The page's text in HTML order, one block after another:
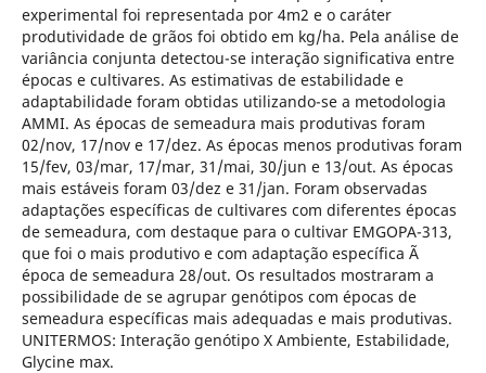
experimental foi representada por 4m2 e o caráter
produtividade de grãos foi obtido em kg/ha. Pela análise de
variância conjunta detectou-se interação significativa entre
épocas e cultivares. As estimativas de estabilidade e
adaptabilidade foram obtidas utilizando-se a metodologia
AMMI. As épocas de semeadura mais produtivas foram
02/nov, 17/nov e 17/dez. As épocas menos produtivas foram
15/fev, 03/mar, 17/mar, 31/mai, 30/jun e 13/out. As épocas
mais estáveis foram 03/dez e 31/jan. Foram observadas
adaptações específicas de cultivares com diferentes épocas
de semeadura, com destaque para o cultivar EMGOPA-313,
que foi o mais produtivo e com adaptação específica Ã
época de semeadura 28/out. Os resultados mostraram a
possibilidade de se agrupar genótipos com épocas de
semeadura específicas mais adequadas e mais produtivas.
UNITERMOS: Interação genótipo X Ambiente, Estabilidade,
Glycine max.